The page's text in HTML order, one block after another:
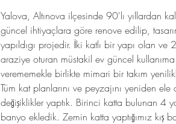
Yalova, Altınova ilçesinde 90'lı yıllardan
güncel ihtiyaçlara göre renove edilip,
yapıldıgı projedir. İki katlı bir yapı olan ve
araziye oturan müstakil ev güncel
verememekle birlikte mimari bir takım
Tüm kat planlarını ve peyzajını yeniden
değişiklikler yaptık. Birinci katta bulunan 4
banyo ekledik. Zemin katta yaptığımız kış